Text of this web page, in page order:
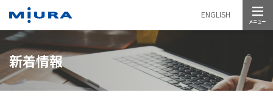
ENGLISH
新着情報